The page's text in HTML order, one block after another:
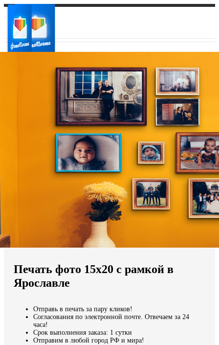
Ваш регион доставки
Выберите из списка:
Мы доставляем по всему миру
Продолжить без города
Печать фото 15х20 с рамкой в
Ярославле
Отправь в печать за пару кликов!
Согласования по электронной почте. Отвечаем за 24
часа!
Срок выполнения заказа: 1 сутки
Отправим в любой город РФ и мира!